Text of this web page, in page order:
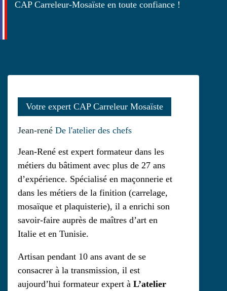
CAP Carreleur-Mosaïste en toute confiance !
Votre expert CAP Carreleur Mosaïste
Jean-rené De l'atelier des chefs
Jean-René est expert formateur dans les
métiers du bâtiment avec plus de 27 ans
d’expérience. Spécialisé en maçonnerie et
dans les métiers de la finition (carrelage,
mosaïque et plaquisterie), il a enrichi son
savoir-faire auprès de maîtres d’art en
Italie et en Tunisie.
Artisan pendant 10 ans avant de se
consacrer à la transmission, il est
aujourd’hui formateur expert à L’atelier